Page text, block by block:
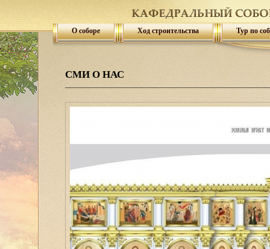
О соборе Ход строительства Тур по
СМИ О НАС